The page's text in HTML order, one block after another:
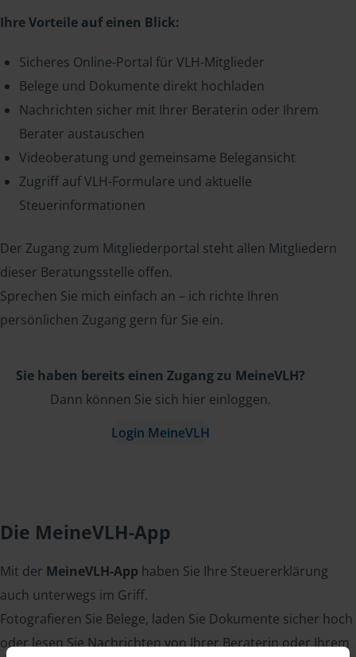
Ihre Vorteile auf einen Blick:
Sicheres Online-Portal für VLH-Mitglieder
Belege und Dokumente direkt hochladen
Nachrichten sicher mit Ihrer Beraterin oder Ihrem
Berater austauschen
Videoberatung und gemeinsame Belegansicht
Zugriff auf VLH-Formulare und aktuelle
Steuerinformationen
Der Zugang zum Mitgliederportal steht allen Mitgliedern
dieser Beratungsstelle offen.
Sprechen Sie mich einfach an – ich richte Ihren
persönlichen Zugang gern für Sie ein.
Sie haben bereits einen Zugang zu MeineVLH?
Dann können Sie sich hier einloggen.
Login MeineVLH
Die MeineVLH-App
Mit der MeineVLH-App haben Sie Ihre Steuererklärung
auch unterwegs im Griff.
Fotografieren Sie Belege, laden Sie Dokumente sicher hoch
oder lesen Sie Nachrichten von Ihrer Beraterin oder Ihrem